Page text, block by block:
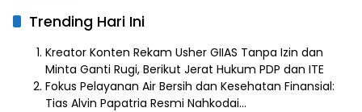
Trending Hari Ini
Kreator Konten Rekam Usher GIIAS Tanpa Izin dan
Minta Ganti Rugi, Berikut Jerat Hukum PDP dan ITE
Fokus Pelayanan Air Bersih dan Kesehatan Finansial:
Tias Alvin Papatria Resmi Nahkodai…